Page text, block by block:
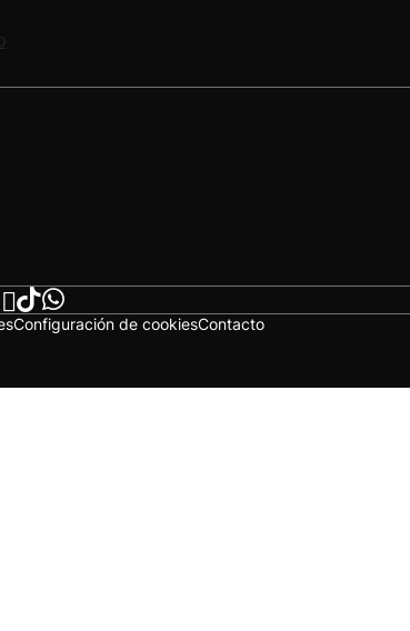
Configuración de cookiesContacto